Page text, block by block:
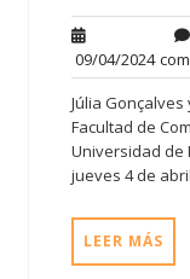
09/04/2024
Júlia
Facultad de
Universidad de
jueves 4 de
LEER MÁS